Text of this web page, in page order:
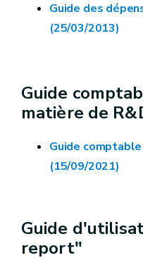
Guide des
(25/03/2013)
Guide
matière de
Guide
(15/09/2021)
Guide
report"